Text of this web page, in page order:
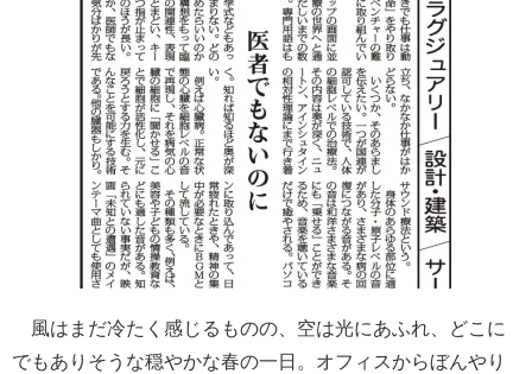
風はまだ冷たく感じるものの、空は光にあふれ、どこに
でもありそうな穏やかな春の一日。オフィスからぼんやり